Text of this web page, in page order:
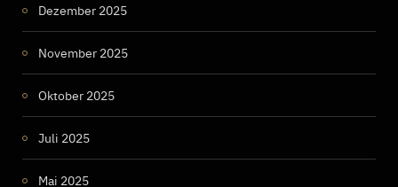
Dezember 2025
November 2025
Oktober 2025
Juli 2025
Mai 2025